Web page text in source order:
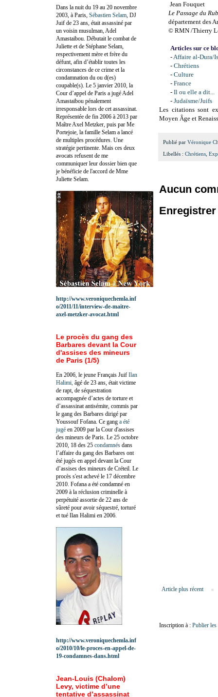
Jean Fouquet
Le Passage du
département des
© RMN /Thierry
Articles sur ce
-Affaire al-Dura/
- Chrétiens
- Culture
- France
- Il ou elle a dit...
- Judaïsme/Juifs
Les citations sont
Moyen Âge et
Publié par Véronique
Libellés : Chrétiens,
Aucun
Article plus récent
Inscription à : Publier
Dans la nuit du 19 au 20 novembre
2003, à Paris, Sébastien Selam , DJ
Juif de 23 ans, était assassiné par
un voisin musulman, Adel
Amastaibou. Débutait le combat de
Juliette et de Stéphane Selam,
respectivement mère et frère du
défunt, afin d’établir toutes les
circonstances de ce crime et la
condamnation du ou d(es)
coupable(s). Le 5 janvier 2010, la
Cour d’appel de Paris a jugé Adel
Amastaibou pénalement
irresponsable lors de cet assassinat.
Représentée de fin 2006 à 2013 par
Maître Axel Metzker, puis par Me
Portejoie, la famille Selam a lancé
de multiples procédures. Une
stratégie pertinente. Mais ces deux
avocats refusent de me
communiquer leur dossier bien que
je bénéficie de l'accord de Mme
Juliette Selam.
http://www.veroniquechemla.inf
o/2011/11/interview-de-maitre-
axel-metzker-avocat.html
Le procès du gang des
Barbares devant la Cour
d'assises des mineurs
de Paris (1/5)
En 2006, le jeune Français Juif Ilan
Halimi, âgé de 23 ans, était victime
de rapt, de séquestration
accompagnée d’actes de torture et
d’assassinat antisémite, commis par
le gang des Barbares dirigé par
Youssouf Fofana. Ce gang a été
jugé en 2009 par la Cour d'assises
des mineurs de Paris. Le 25 octobre
2010, 18 des 25 condamnés dans
l’affaire du gang des Barbares ont
été jugés en appel devant la Cour
d’assises des mineurs de Créteil. Le
procès s'est achevé le 17 décembre
2010. Fofana a été condamné en
2009 à la réclusion criminelle à
perpétuité assortie de 22 ans de
sûreté pour avoir séquestré, torturé
et tué Ilan Halimi en 2006.
http://www.veroniquechemla.inf
o/2010/10/le-proces-en-appel-de-
19-condamnes-dans.html
Jean-Louis (Chalom)
Levy, victime d’une
tentative d’assassinat